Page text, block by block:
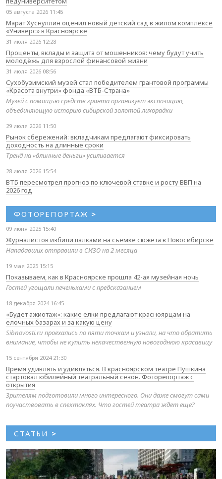
05 августа 2026 11:45
Марат Хуснуллин оценил новый детский сад в жилом комплексе
«Универс» в Красноярске
31 июля 2026 12:28
Проценты, вклады и защита от мошенников: чему будут учить
молодёжь для взрослой финансовой жизни
31 июля 2026 08:56
Сухобузимский музей стал победителем грантовой программы
«Красота внутри» фонда «ВТБ-Страна»
Музей с помощью средств гранта организует экспозицию,
объединяющую историю сибирской золотой лихорадки
29 июля 2026 11:50
Рынок сбережений: вкладчикам предлагают фиксировать
доходность на длинные сроки
Тренд на «длинные деньги» усиливается
28 июля 2026 15:54
ВТБ пересмотрел прогноз по ключевой ставке и росту ВВП на
2026 год
ФОТОРЕПОРТАЖ >
09 июня 2025 15:40
Журналистов избили палками на съемке сюжета в Новосибирске
Нападавших отправили в СИЗО на 2 месяца
19 мая 2025 15:15
Показываем, как в Красноярске прошла 42-ая музейная ночь
Гостей угощали печеньками с предсказанием
18 декабря 2024 16:45
«Будет ажиотаж»: какие елки предлагают красноярцам на
елочных базарах и за какую цену
Sibnovosti.ru проехались по пяти точкам и узнали, на что обратить
внимание, чтобы не купить некачественную новогоднюю красавицу
15 сентября 2024 21:30
Время удивлять и удивляться. В красноярском театре Пушкина
стартовал юбилейный театральный сезон. Фоторепортаж с
открытия
Зрителям подготовили много интересного. Они даже смогут сами
поучаствовать в спектаклях. Что гостей театра ждет еще?
СТАТЬИ >